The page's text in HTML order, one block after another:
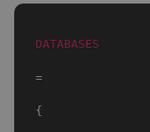
DATABASES
=
{